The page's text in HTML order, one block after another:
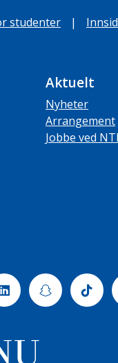
studenter |
Aktuelt
Nyheter
Arrangement
Jobbe ved
LinkedinSnapchat